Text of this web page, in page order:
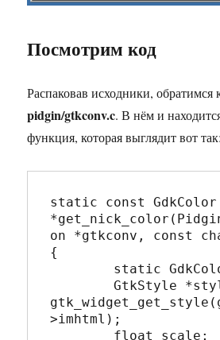
Посмотрим код
Распаковав исходники, обратимся
pidgin/gtkconv.c. В нём и
функция, которая выглядит вот так:
static const GdkColor
on *gtkconv, const
{
	GtkStyle *style =
>imhtml);